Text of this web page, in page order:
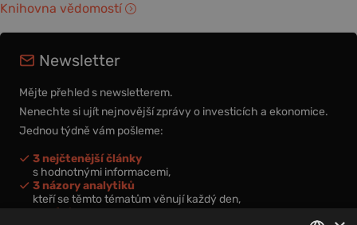
Knihovna vědomostí
Newsletter
Mějte přehled s newsletterem.
Nenechte si ujít nejnovější zprávy o investicích a ekonomice.
Jednou týdně vám pošleme:
3 nejčtenější články
s hodnotnými informacemi,
3 názory analytiků
kteří se těmto tématům věnují každý den,
nová videa a podcasty